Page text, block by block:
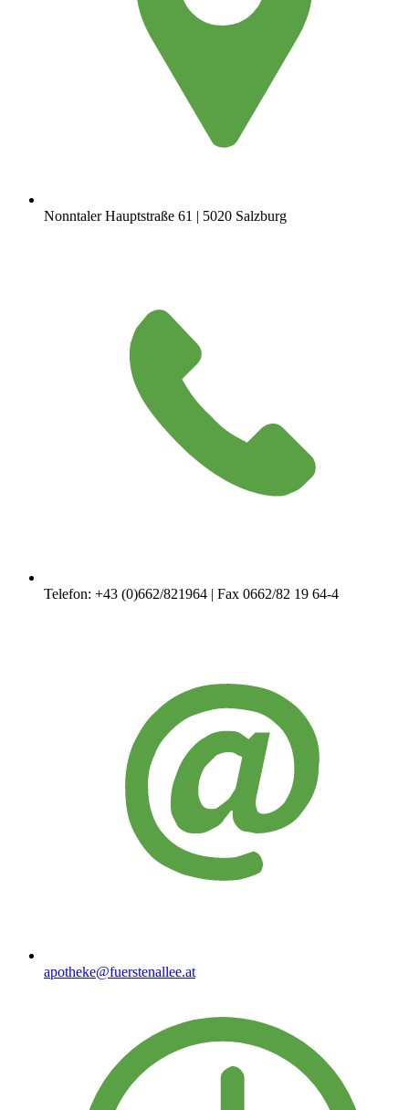
Nonntaler Hauptstraße 61 | 5020 Salzburg
Telefon: +43 (0)662/821964 | Fax 0662/82 19 64-4
apotheke@fuerstenallee.at